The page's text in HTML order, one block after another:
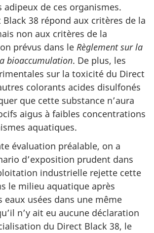
adipeux de ces organismes.
38 répond aux critères de la
non aux critères de la
prévus dans le Règlement sur la
bioaccumulation. De plus, les
sur la toxicité du Direct
colorants acides disulfonés
que cette substance n’aura
aigus à faibles concentrations
aquatiques.
évaluation préalable, on a
d’exposition prudent dans
industrielle rejette cette
le milieu aquatique après
usées dans une même
n’y ait eu aucune déclaration
du Direct Black 38, le